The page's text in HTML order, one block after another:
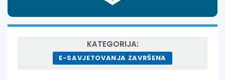
KATEGORIJA:
E-SAVJETOVANJA ZAVRŠENA